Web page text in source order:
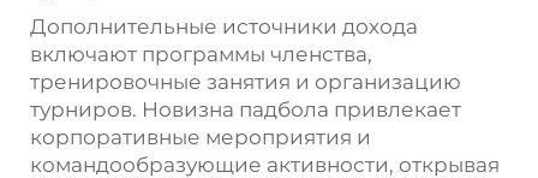
Дополнительные источники дохода
включают программы членства,
тренировочные занятия и организацию
турниров. Новизна падбола привлекает
корпоративные мероприятия и
командообразующие активности, открывая